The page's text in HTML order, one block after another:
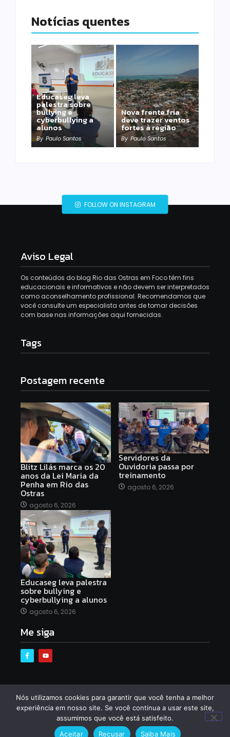
Notícias quentes
Educaseg leva
palestra sobre
bullying e
cyberbullying a
alunos
By Paulo Santos
Nova frente fria
deve trazer ventos
fortes à região
By Paulo Santos
FOLLOW ON INSTAGRAM
Aviso Legal
Os conteúdos do blog Rio das Ostras em Foco têm fins
educacionais e informativos e não devem ser interpretados
como aconselhamento profissional. Recomendamos que
você consulte um especialista antes de tomar decisões
com base nas informações aqui fornecidas.
Tags
Postagem recente
Blitz Lilás marca os 20
anos da Lei Maria da
Penha em Rio das
Ostras
agosto 6, 2026
Servidores da
Ouvidoria passa por
treinamento
agosto 6, 2026
Educaseg leva palestra
sobre bullying e
cyberbullying a alunos
agosto 6, 2026
Me siga
© 2025 Created withRoyal Elementor Addons
Nós utilizamos cookies para garantir que você tenha a melhor
experiência em nosso site. Se você continua a usar este site,
assumimos que você está satisfeito.
Aceitar
Recusar Saiba Mais